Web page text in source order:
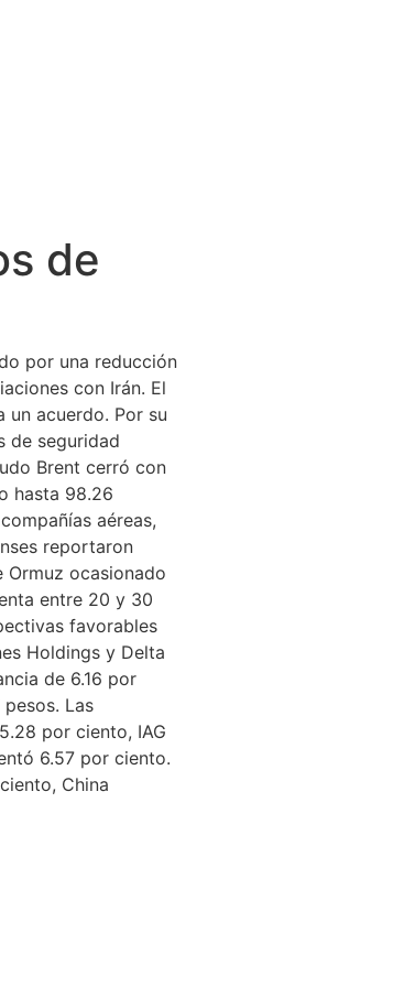
de
por una reducción
con Irán. El
un acuerdo. Por su
de seguridad
Brent cerró con
hasta 98.26
aéreas,
reportaron
ocasionado
entre 20 y 30
favorables
Holdings y Delta
de 6.16 por
Las
por ciento, IAG
6.57 por ciento.
China